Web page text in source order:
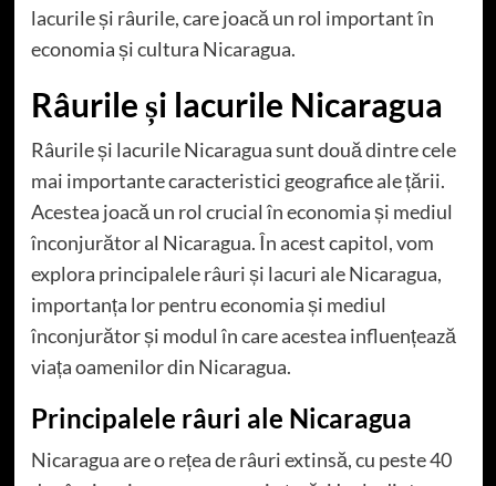
lacurile și râurile, care joacă un rol important în
economia și cultura Nicaragua.
Râurile și lacurile Nicaragua
Râurile și lacurile Nicaragua sunt două dintre cele
mai importante caracteristici geografice ale țării.
Acestea joacă un rol crucial în economia și mediul
înconjurător al Nicaragua. În acest capitol, vom
explora principalele râuri și lacuri ale Nicaragua,
importanța lor pentru economia și mediul
înconjurător și modul în care acestea influențează
viața oamenilor din Nicaragua.
Principalele râuri ale Nicaragua
Nicaragua are o rețea de râuri extinsă, cu peste 40